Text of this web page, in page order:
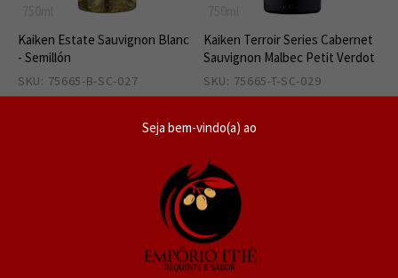
Seja bem-vindo(a) ao
Kaiken Estate Sauvignon Blanc
- Semillón
SKU: 75665-B-SC-027
no PIX ou Boleto
Kaiken Terroir Series Cabernet
Sauvignon Malbec Petit Verdot
SKU: 75665-T-SC-029
R$89,79
R$ 85,30
Esgotado